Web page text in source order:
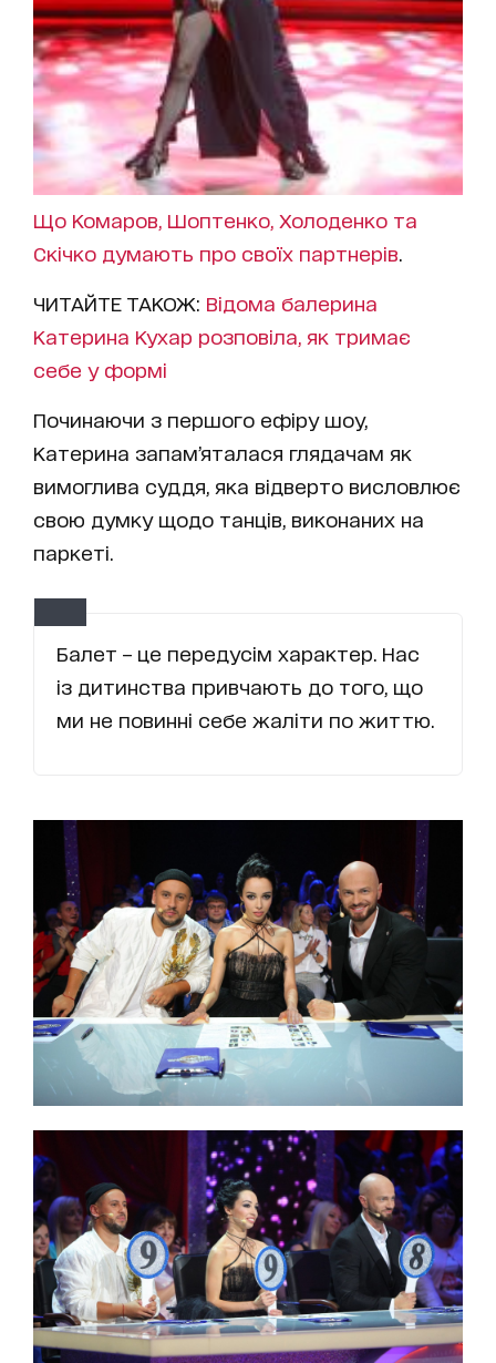
Що Комаров, Шоптенко, Холоденко та
Скічко думають про своїх партнерів
ЧИТАЙТЕ ТАКОЖ: Відома балерина
Катерина Кухар розповіла, як тримає
себе у формі
Починаючи з першого ефіру шоу,
Катерина запам’яталася глядачам як
вимоглива суддя, яка відверто висловлює
свою думку щодо танців, виконаних на
паркеті.
Балет – це передусім характер. Нас
із дитинства привчають до того, що
ми не повинні себе жаліти по життю.